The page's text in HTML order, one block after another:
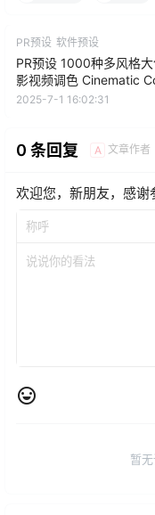
PR预设 软件预设
PR预设 1000种多风格
影视频调色 Cinematic
Presets
2025-7-1 16:02:31
0 条回复 A 文章作者
欢迎您，新朋友，感谢
暂